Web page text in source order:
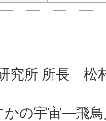
究所 所長 松
の宇宙―飛鳥